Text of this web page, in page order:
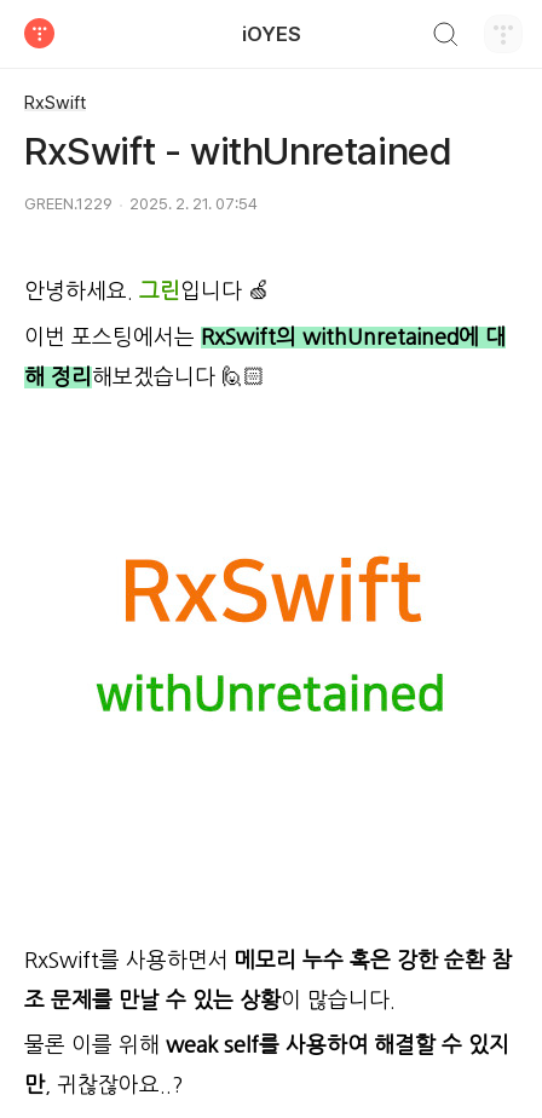
iOYES
RxSwift
RxSwift - withUnretained
GREEN.1229 2025. 2. 21. 07:54
안녕하세요. 그린입니다 🍏
이번 포스팅에서는 RxSwift의 withUnretained에 대
해 정리 해보겠습니다 🙋🏻
RxSwift를 사용하면서 메모리 누수 혹은 강한 순환 참
조 문제를 만날 수 있는 상황이 많습니다.
물론 이를 위해 weak self를 사용하여 해결할 수 있지
만, 귀찮잖아요..?